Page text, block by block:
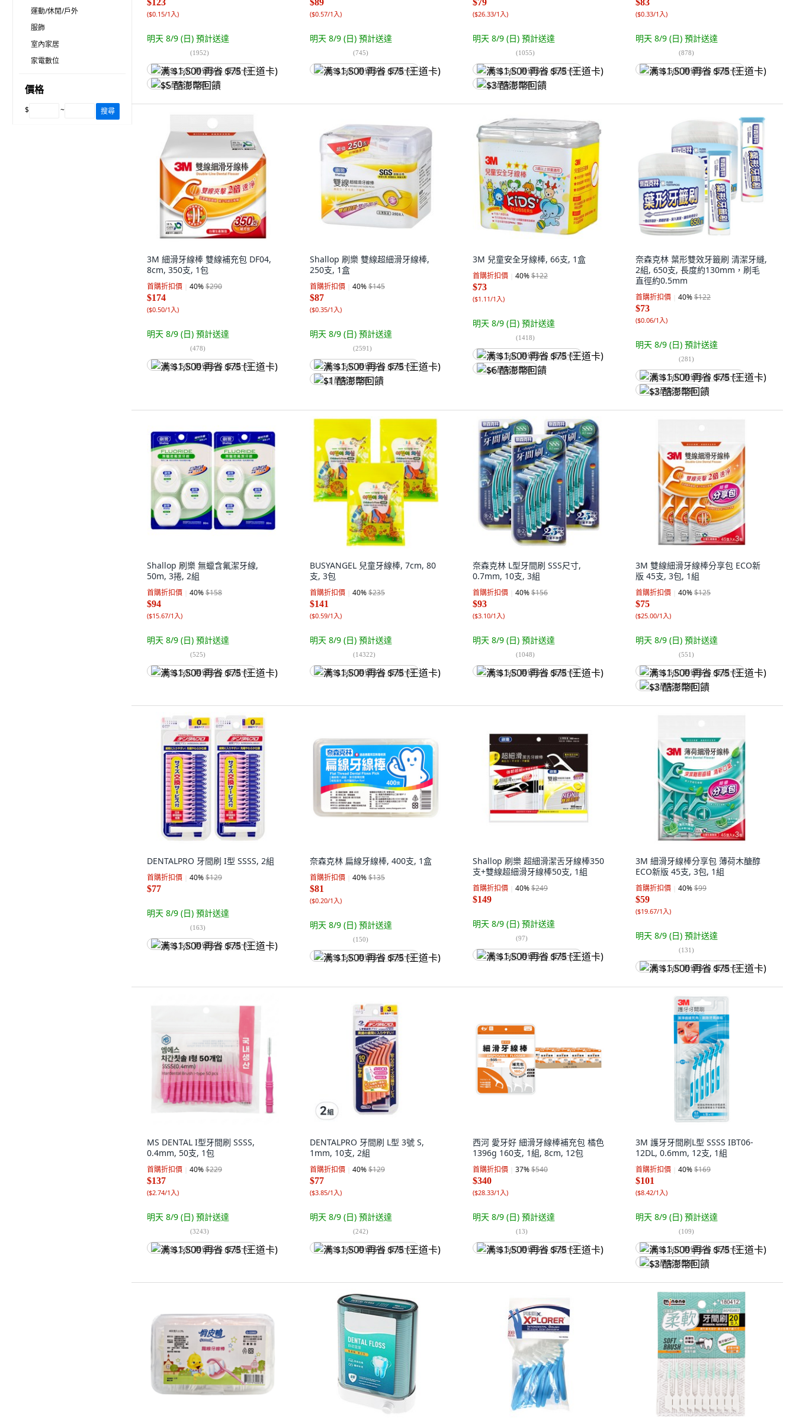
運動/休閒/戶外
服飾
室內家居
家電數位
價格
$ ~ 搜尋
$123
($0.15/1入)
明天 8/9 (日) 預計送達
(1952)
满 $1,500 再省 $75 (王道卡)
$5 酷澎幣回饋
$89
($0.57/1入)
明天 8/9 (日) 預計送達
(745)
满 $1,500 再省 $75 (王道卡)
$79
($26.33/1入)
明天 8/9 (日) 預計送達
(1055)
满 $1,500 再省 $75 (王道卡)
$3 酷澎幣回饋
$83
($0.33/1入)
明天 8/9 (日) 預計送達
(878)
满 $1,500 再省 $75 (王道卡)
3M 細滑牙線棒 雙線補充包 DF04,
8cm, 350支, 1包
首購折扣價 40%$290
$174
($0.50/1入)
明天 8/9 (日) 預計送達
(478)
满 $1,500 再省 $75 (王道卡)
Shallop 刷樂 雙線超細滑牙線棒,
250支, 1盒
首購折扣價 40%$145
$87
($0.35/1入)
明天 8/9 (日) 預計送達
(2591)
满 $1,500 再省 $75 (王道卡)
$1 酷澎幣回饋
3M 兒童安全牙線棒, 66支, 1盒
首購折扣價 40%$122
$73
($1.11/1入)
明天 8/9 (日) 預計送達
(1418)
满 $1,500 再省 $75 (王道卡)
$6 酷澎幣回饋
奈森克林 葉形雙效牙籤刷 清潔牙縫,
2組, 650支, 長度約130mm，刷毛
直徑約0.5mm
首購折扣價 40%$122
$73
($0.06/1入)
明天 8/9 (日) 預計送達
(281)
满 $1,500 再省 $75 (王道卡)
$3 酷澎幣回饋
Shallop 刷樂 無蠟含氟潔牙線,
50m, 3捲, 2組
首購折扣價 40%$158
$94
($15.67/1入)
明天 8/9 (日) 預計送達
(525)
满 $1,500 再省 $75 (王道卡)
BUSYANGEL 兒童牙線棒, 7cm, 80
支, 3包
首購折扣價 40%$235
$141
($0.59/1入)
明天 8/9 (日) 預計送達
(14322)
满 $1,500 再省 $75 (王道卡)
奈森克林 L型牙間刷 SSS尺寸,
0.7mm, 10支, 3組
首購折扣價 40%$156
$93
($3.10/1入)
明天 8/9 (日) 預計送達
(1048)
满 $1,500 再省 $75 (王道卡)
3M 雙線細滑牙線棒分享包 ECO新
版 45支, 3包, 1組
首購折扣價 40%$125
$75
($25.00/1入)
明天 8/9 (日) 預計送達
(551)
满 $1,500 再省 $75 (王道卡)
$3 酷澎幣回饋
DENTALPRO 牙間刷 I型 SSSS, 2組
首購折扣價 40%$129
$77
明天 8/9 (日) 預計送達
(163)
满 $1,500 再省 $75 (王道卡)
奈森克林 扁線牙線棒, 400支, 1盒
首購折扣價 40%$135
$81
($0.20/1入)
明天 8/9 (日) 預計送達
(150)
满 $1,500 再省 $75 (王道卡)
Shallop 刷樂 超細滑潔舌牙線棒350
支+雙線超細滑牙線棒50支, 1組
首購折扣價 40%$249
$149
明天 8/9 (日) 預計送達
(97)
满 $1,500 再省 $75 (王道卡)
3M 細滑牙線棒分享包 薄荷木醣醇
ECO新版 45支, 3包, 1組
首購折扣價 40%$99
$59
($19.67/1入)
明天 8/9 (日) 預計送達
(131)
满 $1,500 再省 $75 (王道卡)
MS DENTAL I型牙間刷 SSSS,
0.4mm, 50支, 1包
首購折扣價 40%$229
$137
($2.74/1入)
明天 8/9 (日) 預計送達
(3243)
满 $1,500 再省 $75 (王道卡)
DENTALPRO 牙間刷 L型 3號 S,
1mm, 10支, 2組
首購折扣價 40%$129
$77
($3.85/1入)
明天 8/9 (日) 預計送達
(242)
满 $1,500 再省 $75 (王道卡)
西河 愛牙好 細滑牙線棒補充包 橘色
1396g 160支, 1組, 8cm, 12包
首購折扣價 37%$540
$340
($28.33/1入)
明天 8/9 (日) 預計送達
(13)
满 $1,500 再省 $75 (王道卡)
3M 護牙牙間刷L型 SSSS IBT06-
12DL, 0.6mm, 12支, 1組
首購折扣價 40%$169
$101
($8.42/1入)
明天 8/9 (日) 預計送達
(109)
满 $1,500 再省 $75 (王道卡)
$3 酷澎幣回饋